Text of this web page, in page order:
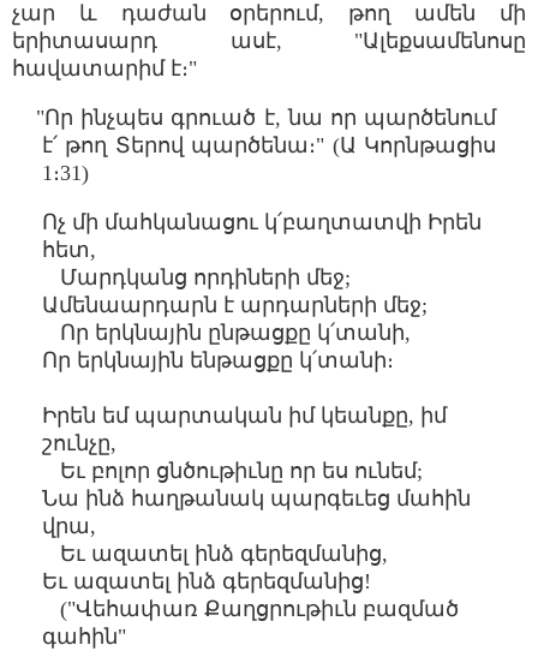
չար և դաժան օրերում, թող ամեն մի
երիտասարդ ասէ, "Ալեքսամենոսը
հավատարիմ է։"
"Որ ինչպես գրուած է, նա որ պարծենում
է՛ թող Տերով պարծենա։" (Ա Կորնթացիս
1։31)
Ոչ մի մահկանացու կ՛բաղտատվի Իրեն
հետ,
Մարդկանց որդիների մեջ;
Ամենաարդարն է արդարների մեջ;
Որ երկնային ընթացքը կ՛տանի,
Որ երկնային ենթացքը կ՛տանի։
Իրեն եմ պարտական իմ կեանքը, իմ
շունչը,
Եւ բոլոր ցնծութիւնը որ ես ունեմ;
Նա ինձ հաղթանակ պարգեւեց մահին
վրա,
Եւ ազատել ինձ գերեզմանից,
Եւ ազատել ինձ գերեզմանից!
("Վեհափառ Քաղցրութիւն բազմած
գահին"